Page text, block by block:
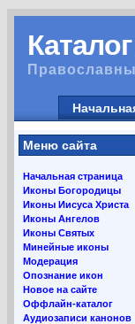
Меню сайта
Начальная страница
Иконы Богородицы
Иконы Иисуса Христа
Иконы Ангелов
Иконы Святых
Минейные иконы
Модерация
Опознание икон
Новое на сайте
Оффлайн-каталог
Аудиозаписи канонов